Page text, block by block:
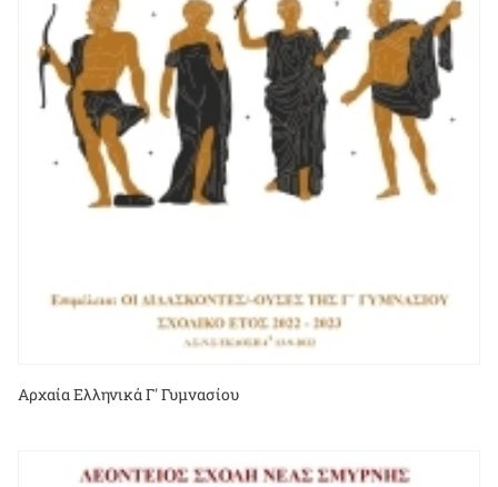
Αρχαία Ελληνικά Γ' Γυμνασίου